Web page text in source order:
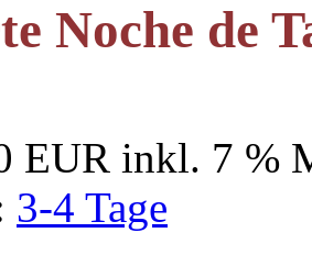
Noche de
EUR inkl. 7 %
3-4 Tage